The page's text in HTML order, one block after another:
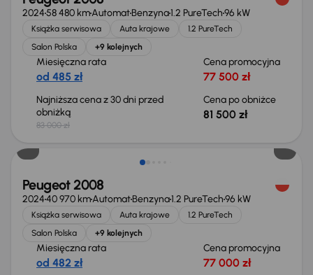
202458 480 kmAutomatBenzyna1.2 PureTech96 kW
Książka serwisowa Auta krajowe
1.2 PureTech
Salon Polska
+9 kolejnych
Miesięczna rata
od 485 zł
Cena promocyjna
77 500 zł
Najniższa cena z 30 dni przed
obniżką
83 000 zł
Cena po obniżce
81 500 zł
Taniej o 1 000 zł
Peugeot 2008
202440 970 kmAutomatBenzyna1.2 PureTech96 kW
Książka serwisowa Auta krajowe
1.2 PureTech
Salon Polska
+9 kolejnych
Miesięczna rata
od 482 zł
Cena promocyjna
77 000 zł